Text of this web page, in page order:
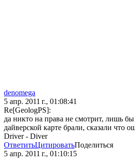
denomega
5 апр. 2011 г., 01:08:41
Re[GeologPS]:
да никто на права не смотрит, лишь
дайверской карте брали, сказали что
Driver - Diver
ОтветитьЦитироватьПоделиться
5 апр. 2011 г., 01:10:15